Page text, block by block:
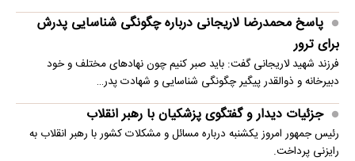
پاسخ محمدرضا لاریجانی درباره چگونگی شناسایی پدرش
برای ترور
فرزند شهید لاریجانی گفت: باید صبر کنیم چون نهادهای مختلف و خود
دبیرخانه و ذوالقدر پیگیر چگونگی شناسایی و شهادت پدر…
جزئیات دیدار و گفتگوی پزشکیان با رهبر انقلاب
رئیس جمهور امروز یکشنبه درباره مسائل و مشکلات کشور با رهبر انقلاب به
رایزنی پرداخت.